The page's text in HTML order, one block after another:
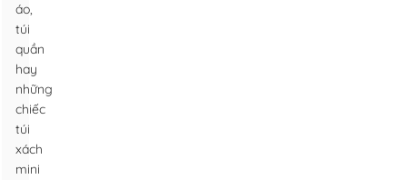
áo,
túi
quần
hay
những
chiếc
túi
xách
mini